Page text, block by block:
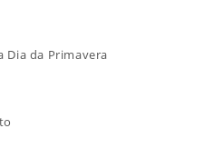
Dia da Primavera